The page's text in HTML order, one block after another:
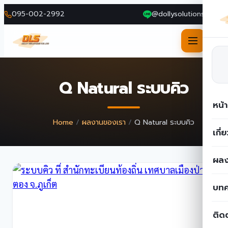
095-002-2992 @dollysolutions
หน้
เกี่
ผล
บท
ติด
Q Natural ระบบคิว
Home / ผลงานของเรา / Q Natural ระบบคิว